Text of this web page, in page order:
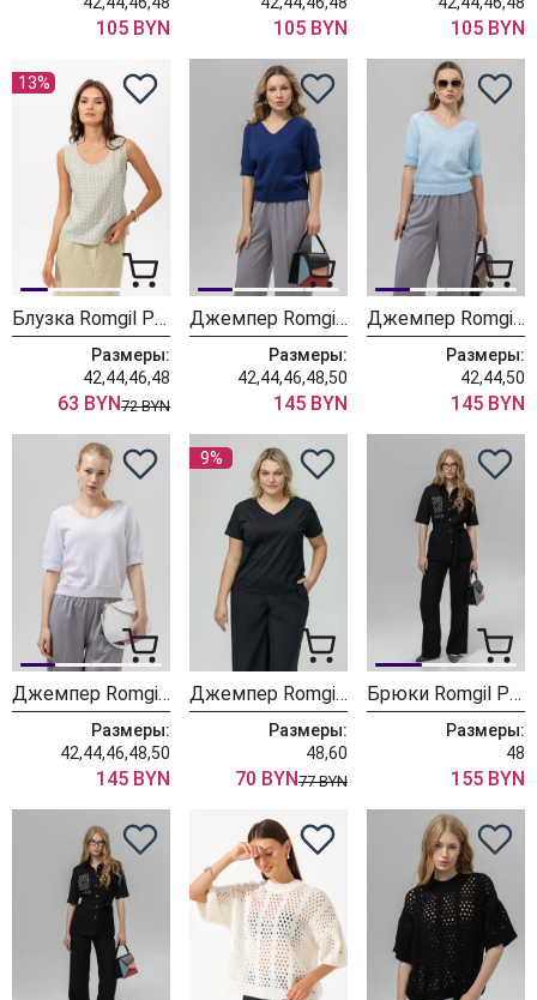
105 BYN 105 BYN 105 BYN
13%
Блузка Romgil РТ0165-ВИ4 молочный+светлый хаки+нежно-голубой
Размеры:
42,44,46,48
63 BYN72 BYN
Джемпер Romgil РВ0160-ХЛ4 Джинс
Размеры:
42,44,46,48,50
145 BYN
Джемпер Romgil РВ0160-ХЛ4 Бледно-голубой
Размеры:
42,44,50
145 BYN
Джемпер Romgil РП0149-ХЛ4 Черный
Размеры:
42,44,46,48,50
145 BYN
9%
Джемпер Romgil РП0149-ХЛ4 Черный
Размеры:
48,60
70 BYN77 BYN
Брюки Romgil РТ0151-ЛЕ4 черный
Размеры:
48
155 BYN